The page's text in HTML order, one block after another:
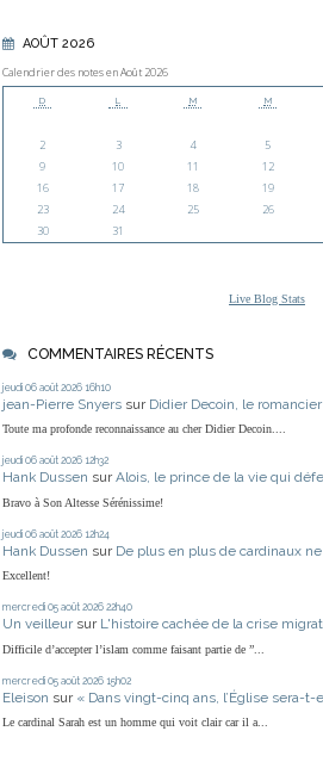
AOÛT 2026
Calendrier des notes en Août 2026
D L M M
2
3 4 5
9
10 11 12
16
17 18 19
23
24 25 26
30
31
Live Blog Stats
COMMENTAIRES RÉCENTS
jeudi 06 août 2026 16h10
jean-Pierre Snyers sur Didier Decoin, le
Toute ma profonde reconnaissance au cher Didier Decoin....
jeudi 06 août 2026 12h32
Hank Dussen sur Alois, le prince de la vie qui
Bravo à Son Altesse Sérénissime!
jeudi 06 août 2026 12h24
Hank Dussen sur De plus en plus de cardinaux
Excellent!
mercredi 05 août 2026 22h40
Un veilleur sur L'histoire cachée de la crise
Difficile d’accepter l’islam comme faisant partie de ”...
mercredi 05 août 2026 15h02
Eleison sur « Dans vingt-cinq ans, l’Église sera-t-
Le cardinal Sarah est un homme qui voit clair car il a...